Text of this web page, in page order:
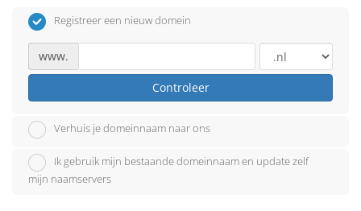
Registreer een nieuw domein
www.
Controleer
Verhuis je domeinnaam naar ons
Ik gebruik mijn bestaande domeinnaam en update zelf
mijn naamservers